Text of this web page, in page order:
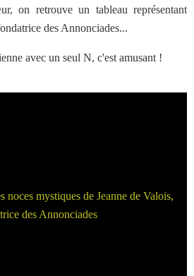
on retrouve un tableau représentant
des Annonciades...
avec un seul N, c'est amusant !